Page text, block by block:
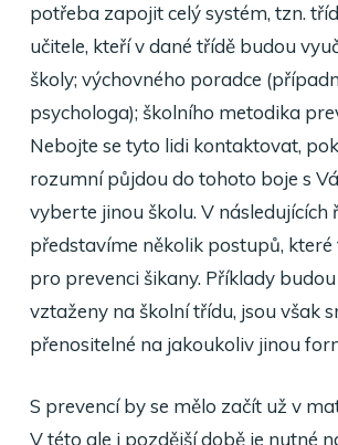
potřeba zapojit celý systém, tzn.
učitele, kteří v dané třídě budou
školy; výchovného poradce
psychologa); školního metodika
Nebojte se tyto lidi kontaktovat,
rozumní půjdou do tohoto boje s
vyberte jinou školu. V následujících
představíme několik postupů,
pro prevenci šikany. Příklady
vztaženy na školní třídu, jsou však
přenositelné na jakoukoliv jinou
S prevencí by se mělo začít už v
V této ale i pozdější době je nutné